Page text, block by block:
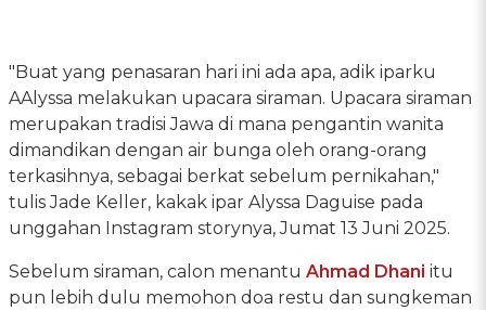
"Buat yang penasaran hari ini ada apa, adik iparku
AAlyssa melakukan upacara siraman. Upacara siraman
merupakan tradisi Jawa di mana pengantin wanita
dimandikan dengan air bunga oleh orang-orang
terkasihnya, sebagai berkat sebelum pernikahan,"
tulis Jade Keller, kakak ipar Alyssa Daguise pada
unggahan Instagram storynya, Jumat 13 Juni 2025.
Sebelum siraman, calon menantu Ahmad Dhani itu
pun lebih dulu memohon doa restu dan sungkeman